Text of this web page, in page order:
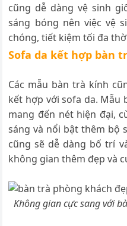
cũng dễ dàng vệ sinh
sáng bóng nên việc vệ
chóng, tiết kiệm tối đa
Sofa da kết hợp bàn
Các mẫu bàn trà kính
kết hợp với sofa da. Mẫu
mang đến nét hiện đại,
sáng và nổi bật thêm bộ
cũng sẽ dễ dàng bố trí
không gian thêm đẹp và
Không gian cực sang với